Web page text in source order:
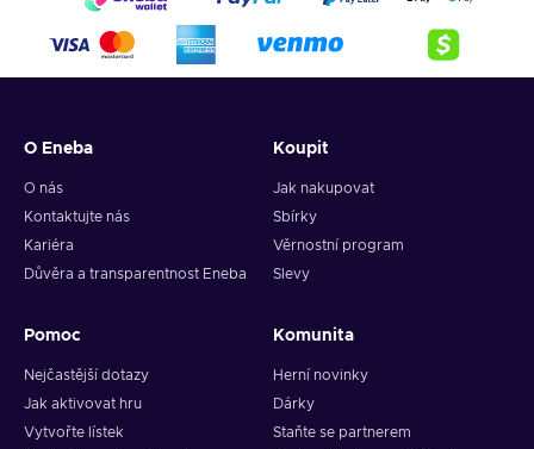
O Eneba
O nás
Kontaktujte nás
Kariéra
Důvěra a transparentnost Eneba
Koupit
Jak nakupovat
Sbírky
Věrnostní program
Slevy
Pomoc
Nejčastější dotazy
Jak aktivovat hru
Vytvořte lístek
Komunita
Herní novinky
Dárky
Staňte se partnerem